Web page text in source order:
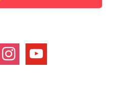
instagramyoutube